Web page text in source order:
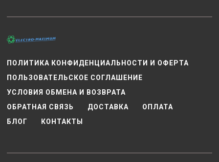
ПОЛИТИКА КОНФИДЕНЦИАЛЬНОСТИ И ОФЕРТА
ПОЛЬЗОВАТЕЛЬСКОЕ СОГЛАШЕНИЕ
УСЛОВИЯ ОБМЕНА И ВОЗВРАТА
ОБРАТНАЯ СВЯЗЬ
ДОСТАВКА
ОПЛАТА
БЛОГ
КОНТАКТЫ